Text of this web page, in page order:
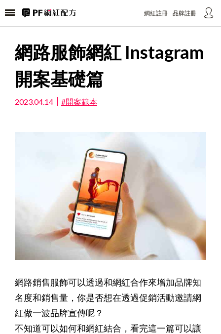
網紅註冊 品牌註冊
網路服飾網紅 Instagram
開案基礎篇
2023.04.14 #開案範本
網路銷售服飾可以透過和網紅合作來增加品牌知
名度和銷售量，你是否想在透過促銷活動邀請網
紅做一波品牌宣傳呢？
不知道可以如何和網紅結合，看完這一篇可以讓
請選擇您的公司產業別
以利我們提供給您更好的服務與協助
請選擇
容内内容内容内容内容内容内容内内容内容内容内容内
容内容内
取消